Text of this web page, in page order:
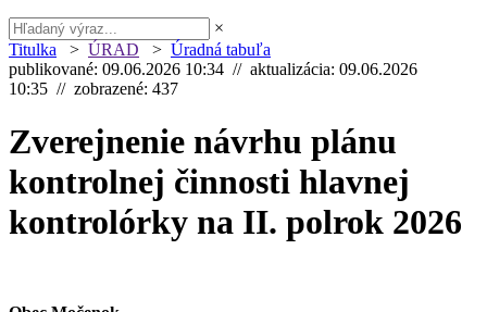
×
Titulka > ÚRAD > Úradná tabuľa
publikované: 09.06.2026 10:34 // aktualizácia: 09.06.2026
10:35 // zobrazené: 437
Zverejnenie návrhu plánu
kontrolnej činnosti hlavnej
kontrolórky na II. polrok 2026